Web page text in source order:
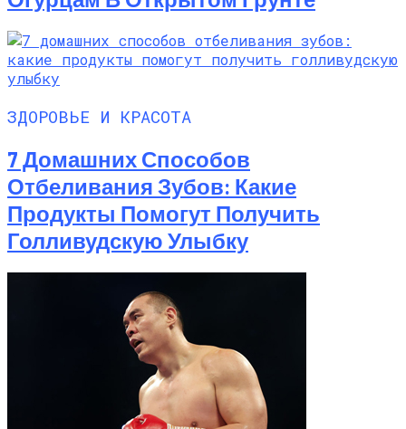
ЗДОРОВЬЕ И КРАСОТА
7 Домашних Способов
Отбеливания Зубов: Какие
Продукты Помогут Получить
Голливудскую Улыбку